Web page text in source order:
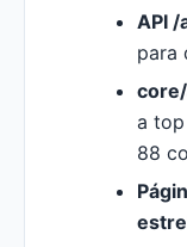
API /
para
a
88